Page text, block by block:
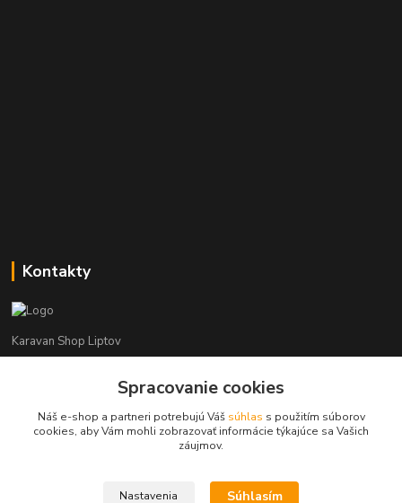
Kontakty
Karavan Shop Liptov
+421 903 626 885
info@karavanshopliptov.sk
Spracovanie cookies
Náš e-shop a partneri potrebujú Váš súhlas s použitím súborov
cookies, aby Vám mohli zobrazovať informácie týkajúce sa Vašich
záujmov.
Nastavenia Súhlasím